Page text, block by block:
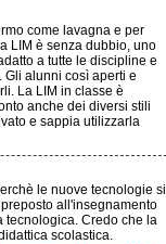
come lavagna e per
LIM è senza dubbio, uno
a tutte le discipline e
Gli alunni così aperti e
La LIM in classe è
anche dei diversi stili
e sappia utilizzarla
le nuove tecnologie si
all'insegnamento
tecnologica. Credo che la
scolastica.